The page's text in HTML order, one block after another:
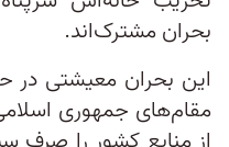
بحران مشترک‌اند.
این بحران معیشتی در
مقام‌های جمهوری